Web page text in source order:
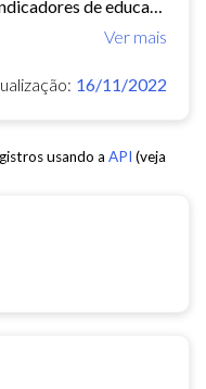
Ver mais
16/11/2022
usando a API (veja